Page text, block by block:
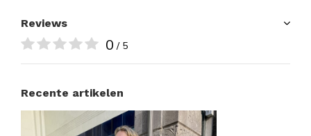
Reviews
0 / 5
Recente artikelen